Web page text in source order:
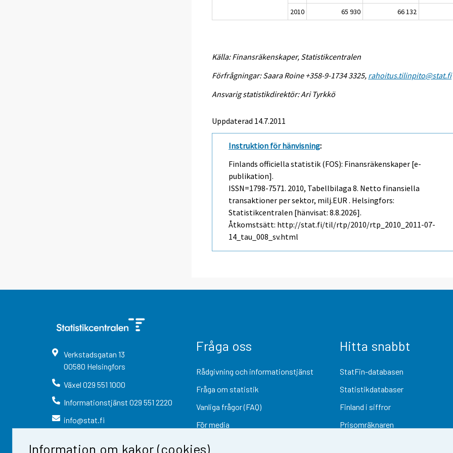
Information om kakor (cookies)
2010 65 930 66 132
Källa: Finansräkenskaper, Statistikcentralen
Förfrågningar: Saara Roine +358-9-1734 3325, rahoitus.tilinpito@stat.fi
Ansvarig statistikdirektör: Ari Tyrkkö
Uppdaterad 14.7.2011
Instruktion för hänvisning:
Finlands officiella statistik (FOS): Finansräkenskaper [e-
publikation].
ISSN=1798-7571. 2010, Tabellbilaga 8. Netto finansiella
transaktioner per sektor, milj.EUR . Helsingfors:
Statistikcentralen [hänvisat: 8.8.2026].
Åtkomstsätt: http://stat.fi/til/rtp/2010/rtp_2010_2011-07-
14_tau_008_sv.html
Verkstadsgatan 13
00580 Helsingfors
Växel 029 551 1000
Informationstjänst 029 551 2220
info@stat.fi
Fråga oss
Rådgivning och informationstjänst
Fråga om statistik
Vanliga frågor (FAQ)
För media
Hitta snabbt
StatFin-databasen
Statistikdatabaser
Finland i siffror
Prisomräknaren